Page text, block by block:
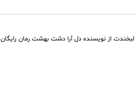
لبخندت از نویسنده دل آرا دشت بهشت رمان رایگان